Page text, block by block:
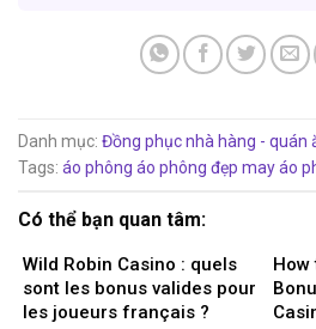
Danh mục: Đồng phục nhà hàng - quán
Tags: áo phông áo phông đẹp may áo
Có thể bạn quan tâm:
Wild Robin Casino : quels
sont les bonus valides pour
les joueurs français ?
How